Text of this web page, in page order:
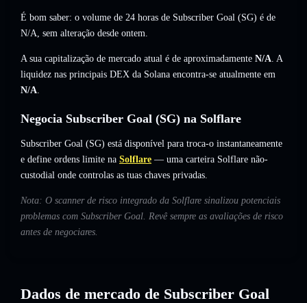
É bom saber: o volume de 24 horas de Subscriber Goal (SG) é de
N/A, sem alteração desde ontem.
A sua capitalização de mercado atual é de aproximadamente N/A. A
liquidez nas principais DEX da Solana encontra-se atualmente em
N/A.
Negocia Subscriber Goal (SG) na Solflare
Subscriber Goal (SG) está disponível para troca-o instantaneamente
e define ordens limite na Solflare — uma carteira Solflare não-
custodial onde controlas as tuas chaves privadas.
Nota: O scanner de risco integrado da Solflare sinalizou potenciais
problemas com Subscriber Goal. Revê sempre as avaliações de risco
antes de negociares.
Dados de mercado de Subscriber Goal